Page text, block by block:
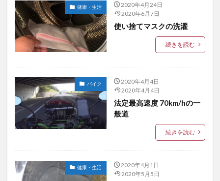
健康・生活
2020年4月24日
2020年6月7日
使い捨てマスクの洗濯
続きを読む
バイク
2020年4月4日
2020年4月4日
法定最高速度 70km/hの一
般道
続きを読む
健康・生活
2020年4月1日
2020年5月5日